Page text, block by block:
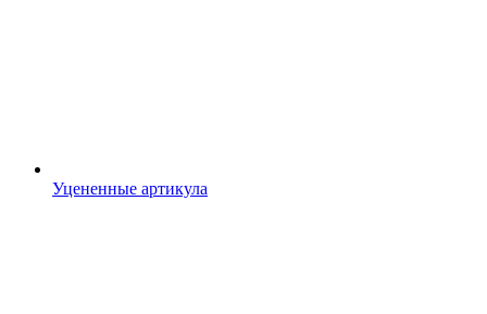
Уцененные артикула